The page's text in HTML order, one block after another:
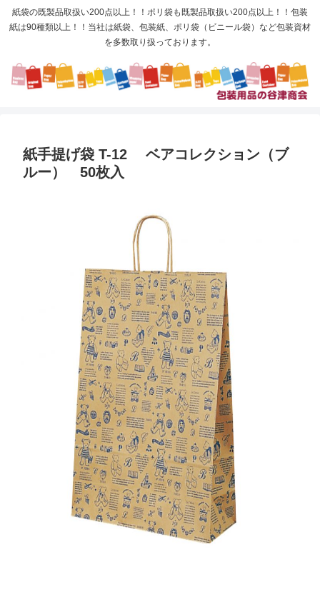
紙袋の既製品取扱い200点以上！！ポリ袋も既製品取扱い200点以上！！包装
紙は90種類以上！！当社は紙袋、包装紙、ポリ袋（ビニール袋）など包装資材
を多数取り扱っております。
紙手提げ袋 T-12 ベアコレクション（ブ
ルー） 50枚入